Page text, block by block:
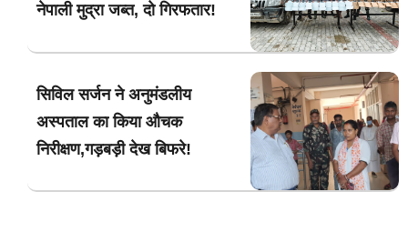
नेपाली मुद्रा जब्त, दो गिरफतार!
सिविल सर्जन ने अनुमंडलीय
अस्पताल का किया औचक
निरीक्षण,गड़बड़ी देख बिफरे!